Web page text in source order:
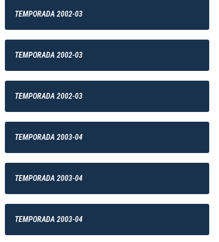
TEMPORADA 2002-03
TEMPORADA 2002-03
TEMPORADA 2002-03
TEMPORADA 2003-04
TEMPORADA 2003-04
TEMPORADA 2003-04